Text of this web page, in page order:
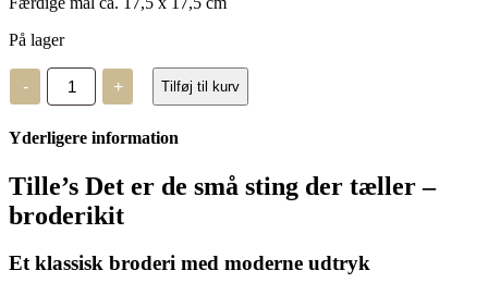
På lager
-
Det
de
små
sting
tæller,
broderikit
antal
+ Tilføj til kurv
Yderligere information
Tille’s Det er de små sting der tæller –
broderikit
Et klassisk broderi med moderne udtryk